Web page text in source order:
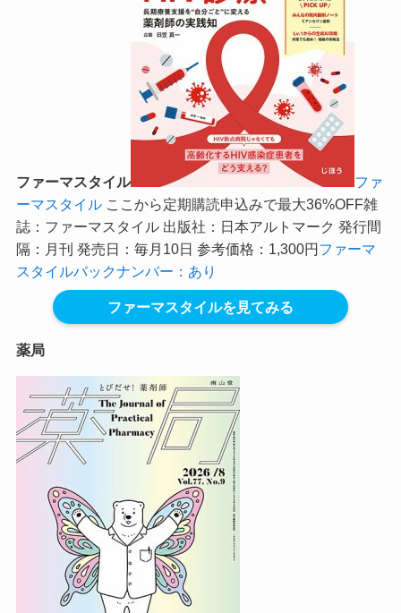
ファーマスタイル
ファ
ーマスタイル ここから定期購読申込みで最大36%OFF雑
誌：ファーマスタイル 出版社：日本アルトマーク 発行間
隔：月刊 発売日：毎月10日 参考価格：1,300円ファーマ
スタイルバックナンバー：あり
ファーマスタイルを見てみる
薬局